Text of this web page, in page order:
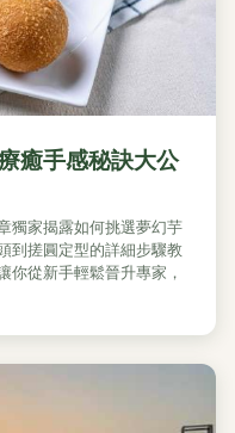
癒手感秘訣大公
獨家揭露如何挑選夢幻芋
到搓圓定型的詳細步驟教
你從新手輕鬆晉升專家，